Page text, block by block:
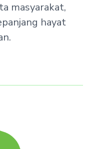
masyarakat,
hayat